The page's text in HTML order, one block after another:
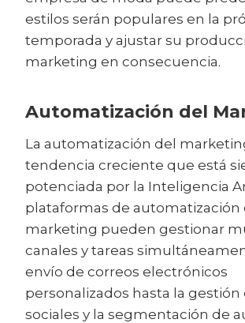
estilos serán populares en la
temporada y ajustar su
marketing en consecuencia.
Automatización del
La automatización del
tendencia creciente que está
potenciada por la Inteligencia
plataformas de automatización
marketing pueden gestionar
canales y tareas
envío de correos electrónicos
personalizados hasta la gestión
sociales y la segmentación de